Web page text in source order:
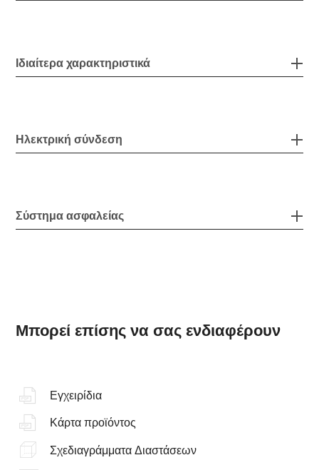
Ιδιαίτερα χαρακτηριστικά
Ηλεκτρική σύνδεση
Σύστημα ασφαλείας
Μπορεί επίσης να σας ενδιαφέρουν
Εγχειρίδια
Κάρτα προϊόντος
Σχεδιαγράμματα Διαστάσεων